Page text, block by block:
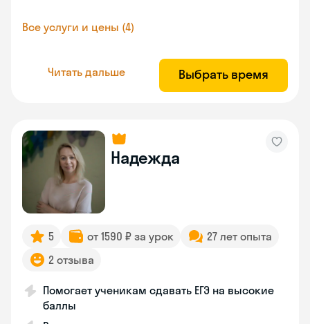
Все услуги и цены (4)
Читать дальше Выбрать время
Надежда
5 от 1590 ₽ за урок
27 лет опыта
2 отзыва
Помогает ученикам сдавать ЕГЭ на высокие
баллы